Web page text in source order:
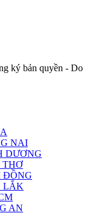
ký bản quyền - Do
NAI
DƯƠNG
THƠ
ĐỒNG
LẮK
AN